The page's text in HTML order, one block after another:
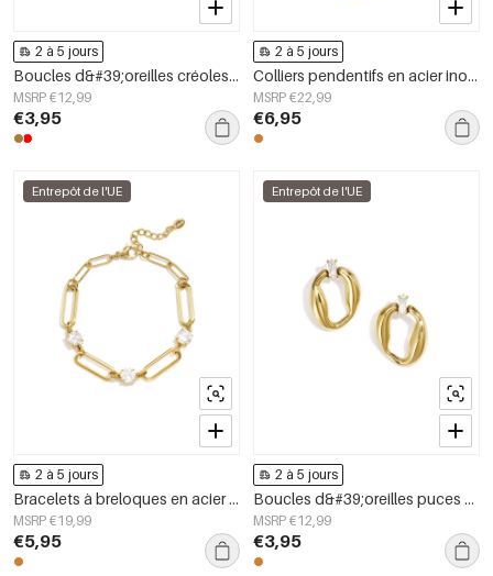
2 à 5 jours
Boucles d&#39;oreilles créoles en acier inoxydable, style cœur, collection Daily Simple, bijoux pour femmes
MSRP €12,99
€3,95
2 à 5 jours
Colliers pendentifs en acier inoxydable, collection Cercle Simple Daily Simple, bijoux pour femmes
MSRP €22,99
€6,95
Entrepôt de l'UE
2 à 5 jours
Bracelets à breloques en acier inoxydable, style cercle, collection Daily Simple, bijoux pour femmes
MSRP €19,99
€5,95
Entrepôt de l'UE
2 à 5 jours
Boucles d&#39;oreilles puces en acier inoxydable, forme irrégulière, collection Simple Daily Simple, bijoux pour femmes
MSRP €12,99
€3,95